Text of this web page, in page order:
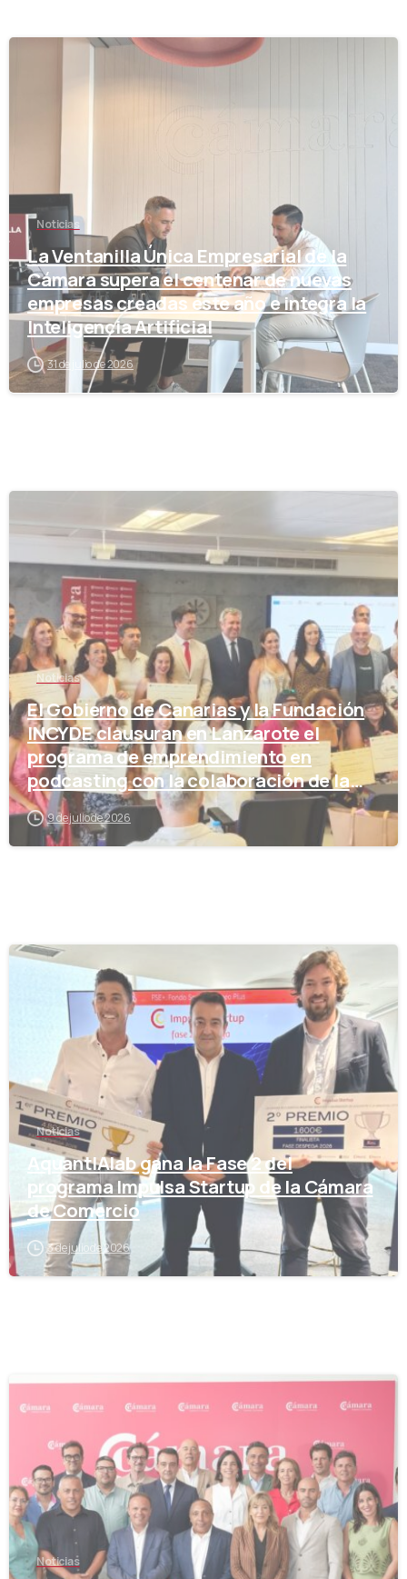
Noticias
La Ventanilla Única Empresarial de la
Cámara supera el centenar de nuevas
empresas creadas este año e integra la
Inteligencia Artificial
31 de julio de 2026
Noticias
El Gobierno de Canarias y la Fundación
INCYDE clausuran en Lanzarote el
programa de emprendimiento en
podcasting con la colaboración de la
Cámara de Comercio
9 de julio de 2026
Noticias
AquantIAlab gana la Fase 2 del
programa Impulsa Startup de la Cámara
de Comercio
3 de julio de 2026
Noticias